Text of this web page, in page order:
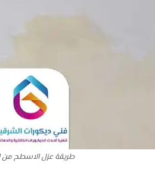
طريقة عزل الاسطح من